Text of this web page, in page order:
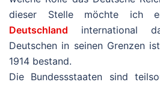
dieser Stelle möchte ich
Deutschland international
Deutschen in seinen Grenzen
1914 bestand.
Die Bundessstaaten sind